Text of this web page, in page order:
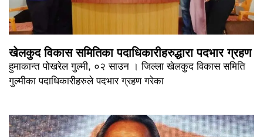
खेलकुद विकास समितिका पदाधिकारीहरुद्धारा पदभार ग्रहण
हुमाकान्त पोखरेल गुल्मी, ०२ साउन । जिल्ला खेलकुद विकास समिति
गुल्मीका पदाधिकारीहरुले पदभार ग्रहण गरेका